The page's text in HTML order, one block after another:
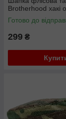
Brotherhood хакі
Готово до
299 ₴